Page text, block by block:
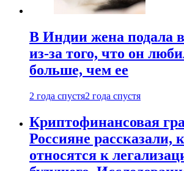
В Индии жена подала
из-за того, что он
больше, чем ее
2 года спустя2 года спустя
Криптофинансовая
Россияне рассказали,
относятся к